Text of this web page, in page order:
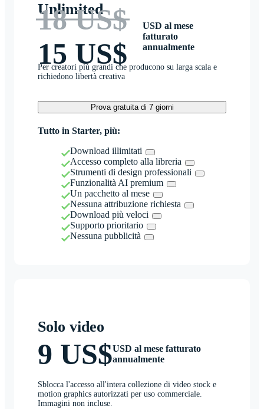
Unlimited
18 US$
15 US$
USD al mese
fatturato
annualmente
Per creatori più grandi che producono su larga scala e
richiedono libertà creativa
Prova gratuita di 7 giorni
Tutto in Starter, più:
Download illimitati
Accesso completo alla libreria
Strumenti di design professionali
Funzionalità AI premium
Un pacchetto al mese
Nessuna attribuzione richiesta
Download più veloci
Supporto prioritario
Nessuna pubblicità
Solo video
9 US$USD al mese fatturato
annualmente
Sblocca l'accesso all'intera collezione di video stock e
motion graphics autorizzati per uso commerciale.
Immagini non incluse.